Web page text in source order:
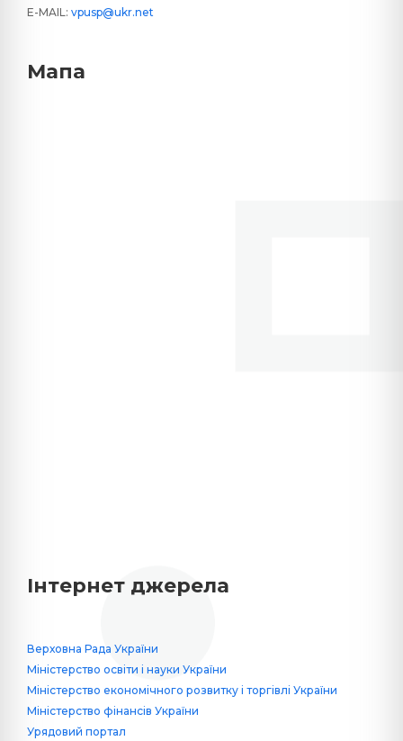
E-MAIL: vpusp@ukr.net
Мапа
Інтернет джерела
Верховна Рада України
Міністерство освіти і науки України
Міністерство економічного розвитку і торгівлі України
Міністерство фінансів України
Урядовий портал